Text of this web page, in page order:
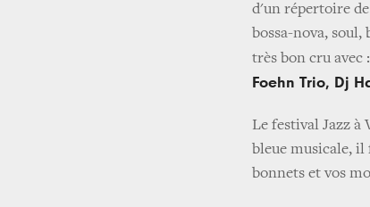
d'un répertoire
bossa-nova,
très bon cru avec :
Foehn Trio, Dj
Le festival Jazz à
bleue musicale, il
bonnets et vos